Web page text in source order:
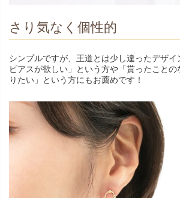
さり気なく個性的
シンプルですが、王道とは少し違ったデザ
ピアスが欲しい」という方や「貰ったこと
りたい」という方にもお薦めです！